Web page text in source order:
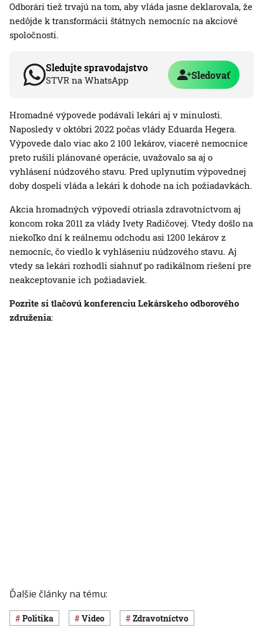
Odborári tiež trvajú na tom, aby vláda jasne deklarovala, že
nedôjde k transformácii štátnych nemocníc na akciové
spoločnosti.
Sledujte spravodajstvo
STVR na WhatsApp Sledovať
Hromadné výpovede podávali lekári aj v minulosti.
Naposledy v októbri 2022 počas vlády Eduarda Hegera.
Výpovede dalo viac ako 2 100 lekárov, viaceré nemocnice
preto rušili plánované operácie, uvažovalo sa aj o
vyhlásení núdzového stavu. Pred uplynutím výpovednej
doby dospeli vláda a lekári k dohode na ich požiadavkách.
Akcia hromadných výpovedí otriasla zdravotníctvom aj
koncom roka 2011 za vlády Ivety Radičovej. Vtedy došlo na
niekoľko dní k reálnemu odchodu asi 1200 lekárov z
nemocníc, čo viedlo k vyhláseniu núdzového stavu. Aj
vtedy sa lekári rozhodli siahnuť po radikálnom riešení pre
neakceptovanie ich požiadaviek.
Pozrite si tlačovú konferenciu Lekárskeho odborového
združenia:
Ďalšie články na tému:
Politika Video Zdravotníctvo